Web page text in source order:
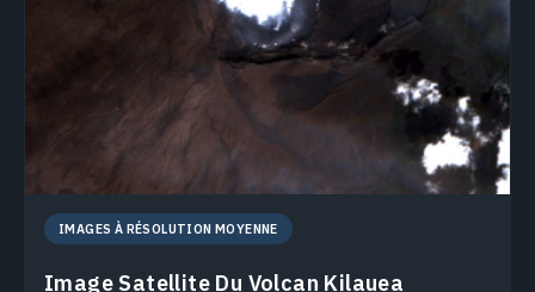
IMAGES À RÉSOLUTION MOYENNE
Image Satellite Du Volcan Kilauea